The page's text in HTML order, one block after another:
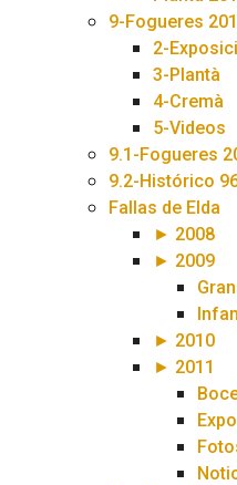
9-Fogueres
2-
3-Plantà
4-Cremà
5-Videos
9.1-Fogueres
9.2-Histórico
Fallas de Elda
► 2008
► 2009
► 2010
► 2011